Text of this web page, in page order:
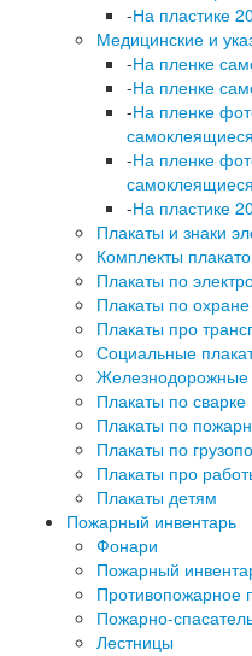
-На пластике
Медицинские и
-На пленке
-На пленке
-На пленке
самоклеящиеся
-На пленке
-На пластике
Плакаты и знаки
Комплекты
Плакаты по
Плакаты по
Плакаты про
Социальные
Железнодорожные
Плакаты по сварке
Плакаты по
Плакаты по
Плакаты про
Плакаты детям
Пожарный инвентарь
Фонари
Пожарный
Противопожарное
Пожарно-
Лестницы